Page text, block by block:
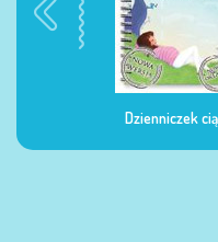
Dzienniczek ciąży